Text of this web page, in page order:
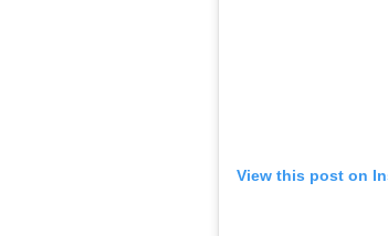
View this post on